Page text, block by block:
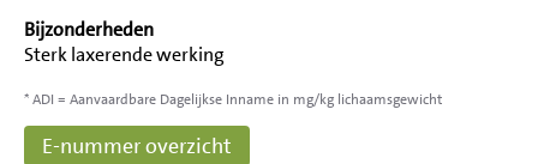
Bijzonderheden
Sterk laxerende werking
* ADI = Aanvaardbare Dagelijkse Inname in mg/kg lichaamsgewicht
E-nummer overzicht